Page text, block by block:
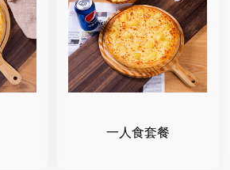
一人食套餐